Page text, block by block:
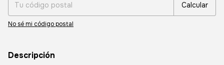
Calcular
No sé mi código postal
Descripción